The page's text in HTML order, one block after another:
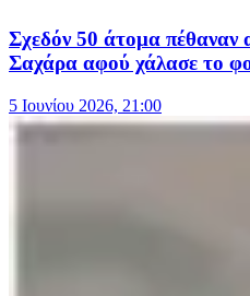
Σχεδόν 50 άτομα πέθαναν
Σαχάρα αφού χάλασε το
5 Ιουνίου 2026, 21:00